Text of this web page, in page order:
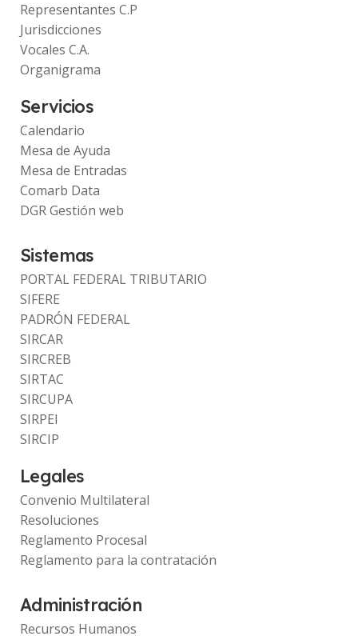
Representantes C.P
Jurisdicciones
Vocales C.A.
Organigrama
Servicios
Calendario
Mesa de Ayuda
Mesa de Entradas
Comarb Data
DGR Gestión web
Sistemas
PORTAL FEDERAL TRIBUTARIO
SIFERE
PADRÓN FEDERAL
SIRCAR
SIRCREB
SIRTAC
SIRCUPA
SIRPEI
SIRCIP
Legales
Convenio Multilateral
Resoluciones
Reglamento Procesal
Reglamento para la contratación
Administración
Recursos Humanos